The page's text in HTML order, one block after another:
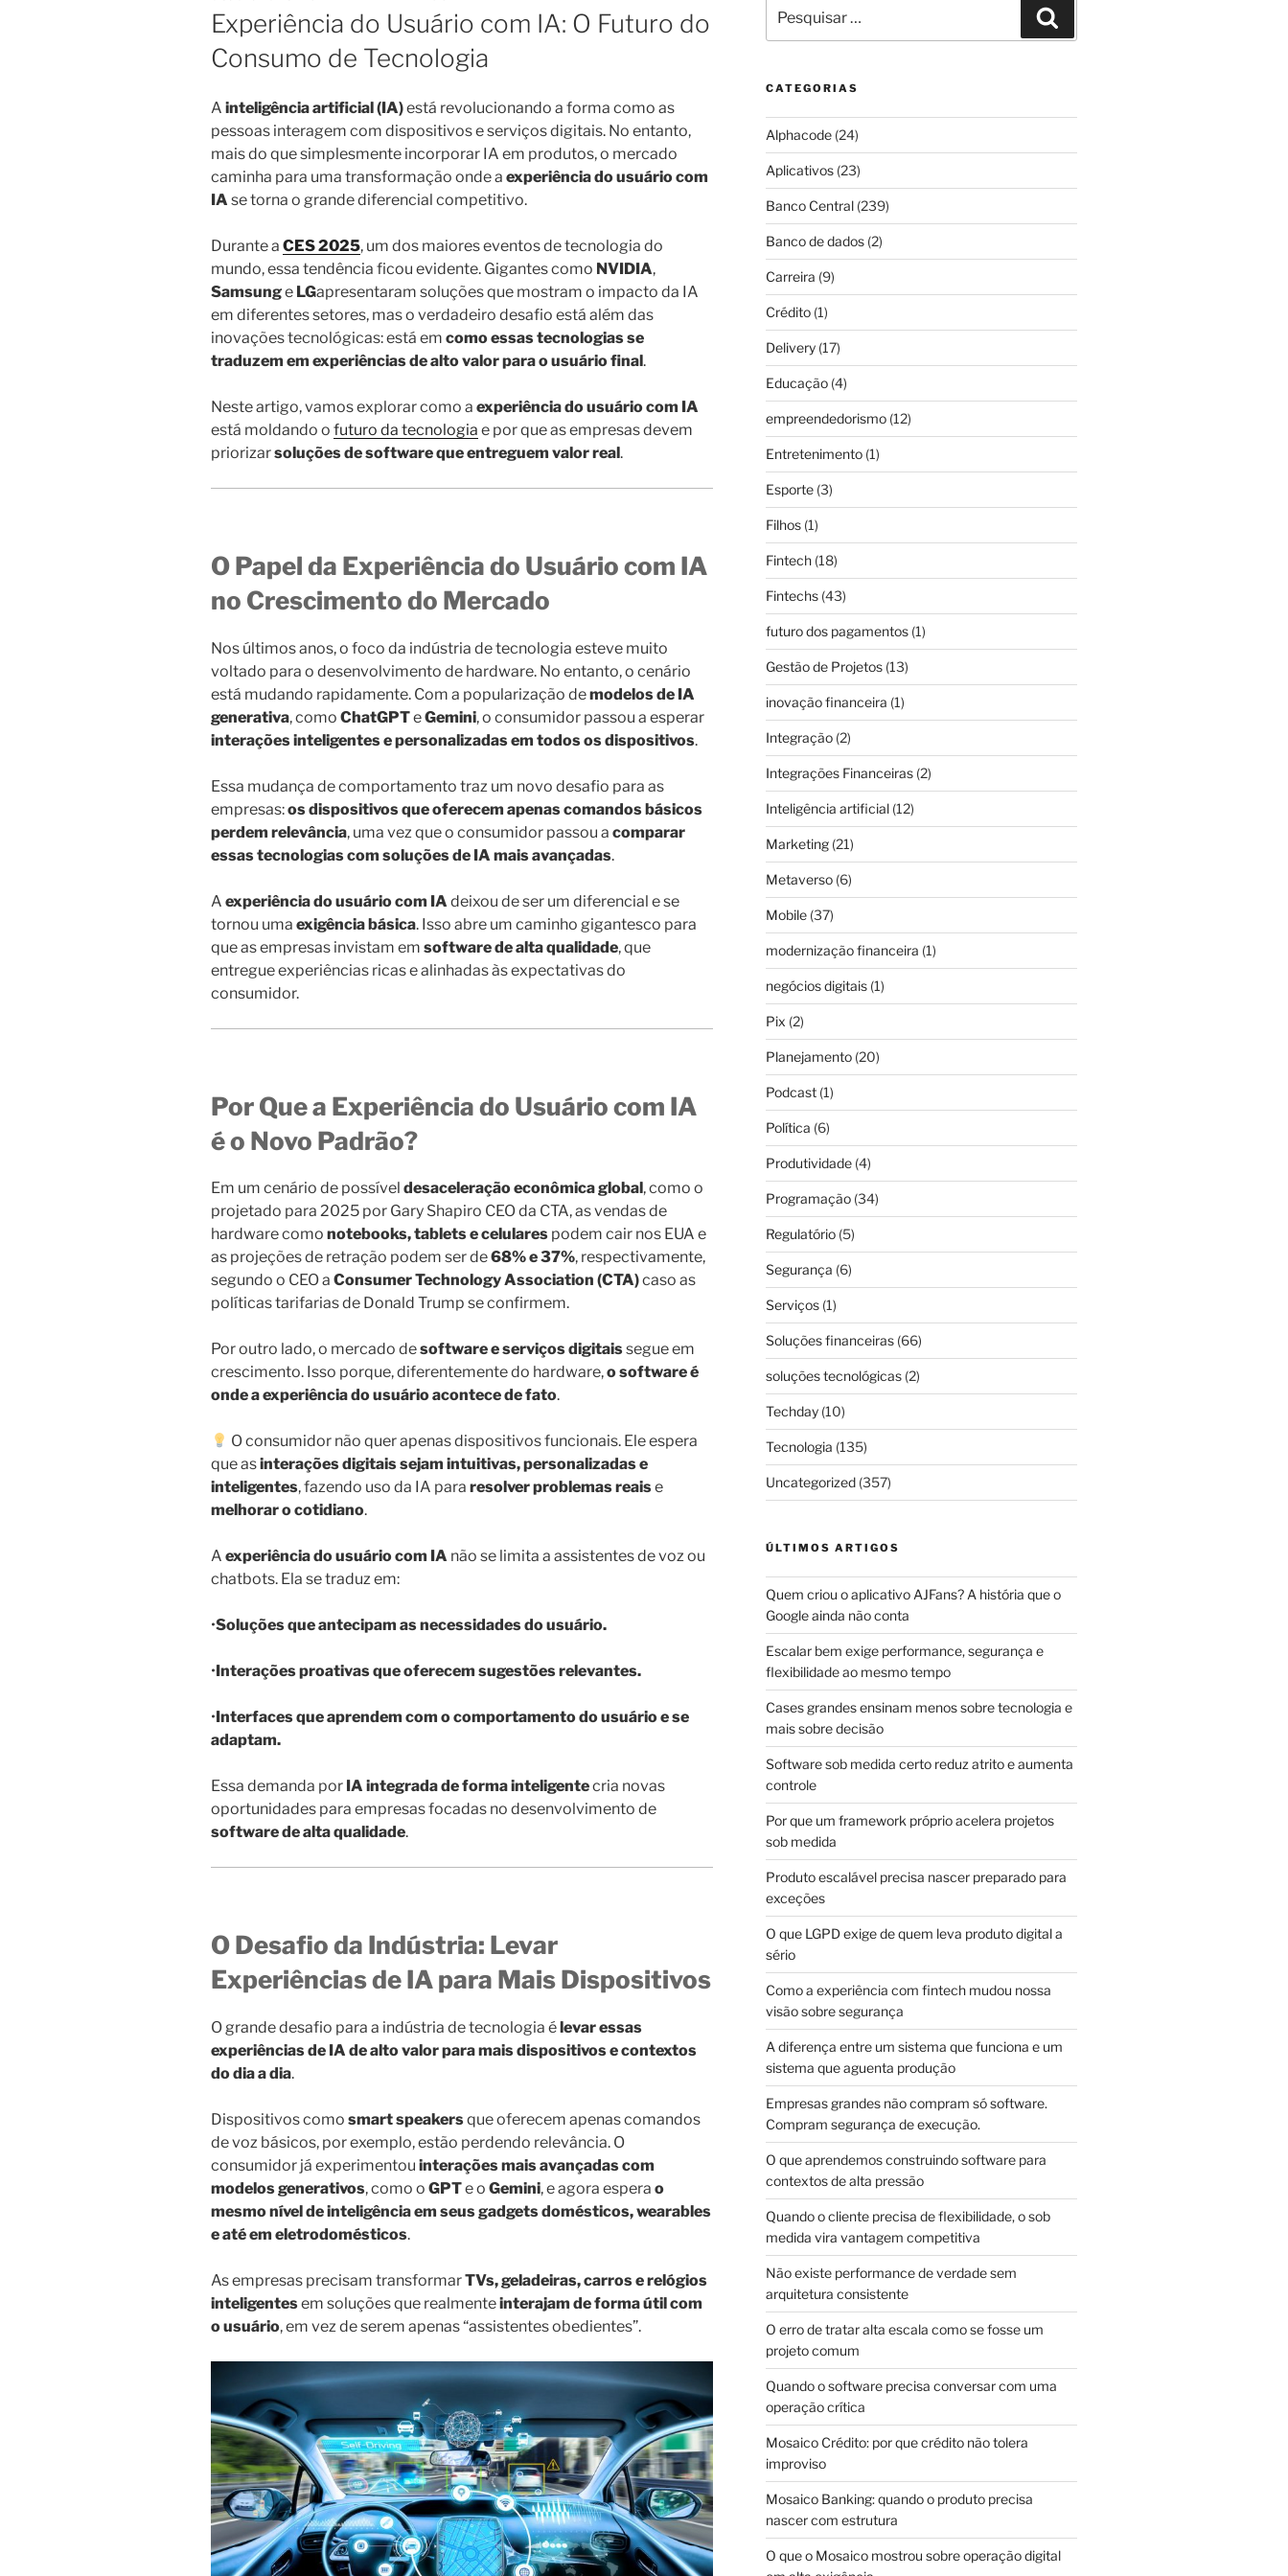
EM
Experiência do Usuário com IA: O Futuro do
Consumo de Tecnologia
A inteligência artificial (IA)está revolucionando a forma como as
pessoas interagem com dispositivos e serviços digitais. No entanto,
mais do que simplesmente incorporar IA em produtos, o mercado
caminha para uma transformação onde a experiência do usuário com
IA se torna o grande diferencial competitivo.
Durante a CES 2025, um dos maiores eventos de tecnologia do
mundo, essa tendência ficou evidente. Gigantes como NVIDIA,
Samsunge LGapresentaram soluções que mostram o impacto da IA
em diferentes setores, mas o verdadeiro desafio está além das
inovações tecnológicas: está em como essas tecnologias se
traduzem em experiências de alto valor para o usuário final.
Neste artigo, vamos explorar como a experiência do usuário com IA
está moldando o futuro da tecnologia e por que as empresas devem
priorizarsoluções de software que entreguem valor real.
O Papel da Experiência do Usuário com IA
no Crescimento do Mercado
Nos últimos anos, o foco da indústria de tecnologia esteve muito
voltado para o desenvolvimento de hardware. No entanto, o cenário
está mudando rapidamente. Com a popularização demodelos de IA
generativa, como ChatGPTeGemini, o consumidor passou a esperar
interações inteligentes e personalizadas em todos os dispositivos.
Essa mudança de comportamento traz um novo desafio para as
empresas:os dispositivos que oferecem apenas comandos básicos
perdem relevância, uma vez que o consumidor passou a comparar
essas tecnologias com soluções de IA mais avançadas.
A experiência do usuário com IA deixou de ser um diferencial e se
tornou uma exigência básica. Isso abre um caminho gigantesco para
que as empresas invistam em software de alta qualidade, que
entregue experiências ricas e alinhadas às expectativas do
consumidor.
Por Que a Experiência do Usuário com IA
é o Novo Padrão?
Em um cenário de possível desaceleração econômica global, como o
projetado para 2025 por Gary Shapiro CEO da CTA, as vendas de
hardware como notebooks, tablets e celulares podem cair nos EUA e
as projeções de retração podem ser de68% e 37%, respectivamente,
segundo o CEO a Consumer Technology Association (CTA)caso as
políticas tarifarias de Donald Trump se confirmem.
Por outro lado, o mercado desoftware e serviços digitaissegue em
crescimento. Isso porque, diferentemente do hardware,o software é
onde a experiência do usuário acontece de fato.
O consumidor não quer apenas dispositivos funcionais. Ele espera
que asinterações digitais sejam intuitivas, personalizadas e
inteligentes, fazendo uso da IA para resolver problemas reaise
melhorar o cotidiano.
A experiência do usuário com IA não se limita a assistentes de voz ou
chatbots. Ela se traduz em:
•Soluções que antecipam as necessidades do usuário.
•Interações proativas que oferecem sugestões relevantes.
•Interfaces que aprendem com o comportamento do usuário e se
adaptam.
Essa demanda por IA integrada de forma inteligentecria novas
oportunidades para empresas focadas no desenvolvimento de
software de alta qualidade.
O Desafio da Indústria: Levar
Experiências de IA para Mais Dispositivos
O grande desafio para a indústria de tecnologia élevar essas
experiências de IA de alto valor para mais dispositivos e contextos
do dia a dia.
Dispositivos como smart speakersque oferecem apenas comandos
de voz básicos, por exemplo, estão perdendo relevância. O
consumidor já experimentou interações mais avançadas com
modelos generativos, como o GPTe o Gemini, e agora espera o
mesmo nível de inteligência em seus gadgets domésticos, wearables
e até em eletrodomésticos.
As empresas precisam transformarTVs, geladeiras, carros e relógios
inteligentesem soluções que realmenteinterajam de forma útil com
o usuário, em vez de serem apenas “assistentes obedientes”.
por:
CATEGORIAS
Alphacode(24)
Aplicativos(23)
Banco Central(239)
Banco de dados(2)
Carreira (9)
Crédito(1)
Delivery(17)
Educação(4)
empreendedorismo(12)
Entretenimento(1)
Esporte(3)
Filhos(1)
Fintech(18)
Fintechs(43)
futuro dos pagamentos(1)
Gestão de Projetos(13)
inovação financeira (1)
Integração(2)
Integrações Financeiras(2)
Inteligência artificial(12)
Marketing(21)
Metaverso(6)
Mobile(37)
modernização financeira (1)
negócios digitais(1)
Pix (2)
Planejamento(20)
Podcast(1)
Política (6)
Produtividade(4)
Programação(34)
Regulatório(5)
Segurança (6)
Serviços(1)
Soluções financeiras(66)
soluções tecnológicas(2)
Techday(10)
Tecnologia (135)
Uncategorized(357)
ÚLTIMOS ARTIGOS
Quem criou o aplicativo AJFans? A história que o
Google ainda não conta
Escalar bem exige performance, segurança e
flexibilidade ao mesmo tempo
Cases grandes ensinam menos sobre tecnologia e
mais sobre decisão
Software sob medida certo reduz atrito e aumenta
controle
Por que um framework próprio acelera projetos
sob medida
Produto escalável precisa nascer preparado para
exceções
O que LGPD exige de quem leva produto digital a
sério
Como a experiência com fintech mudou nossa
visão sobre segurança
A diferença entre um sistema que funciona e um
sistema que aguenta produção
Empresas grandes não compram só software.
Compram segurança de execução.
O que aprendemos construindo software para
contextos de alta pressão
Quando o cliente precisa de flexibilidade, o sob
medida vira vantagem competitiva
Não existe performance de verdade sem
arquitetura consistente
O erro de tratar alta escala como se fosse um
projeto comum
Quando o software precisa conversar com uma
operação crítica
Mosaico Crédito: por que crédito não tolera
improviso
Mosaico Banking: quando o produto precisa
nascer com estrutura
O que o Mosaico mostrou sobre operação digital